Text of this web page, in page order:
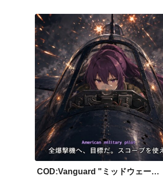
COD:Vanguard "ミッドウェー海戦"